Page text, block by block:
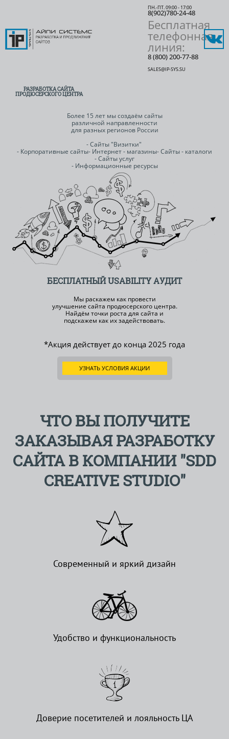
ПН.-ПТ. 09:00 - 17:00
8(902)780-24-48
Бесплатная
телефонная
линия:
8 (800) 200-77-88
SALES@IP-SYS.SU
РАЗРАБОТКА САЙТА
ПРОДЮСЕРСКОГО ЦЕНТРА
Более 15 лет мы создаём сайты
различной направленности
для разных регионов России
- Сайты "Визитки"
- Корпоративные сайты- Интернет - магазины- Сайты - каталоги
- Сайты услуг
- Информационные ресурсы
БЕСПЛАТНЫЙUSABILITY АУДИТ
Мы раскажем как провести
улучшение сайта продюсерского центра.
Найдём точки роста для сайта и
подскажем как их задействовать.
*Акция действует до конца 2025 года
УЗНАТЬ УСЛОВИЯ АКЦИИ
ЧТО ВЫ ПОЛУЧИТЕ
ЗАКАЗЫВАЯ РАЗРАБОТКУ
САЙТА В КОМПАНИИ "SDD
CREATIVE STUDIO"
Современный и яркий дизайн
Удобство и функциональность
Доверие посетителей и лояльность ЦА